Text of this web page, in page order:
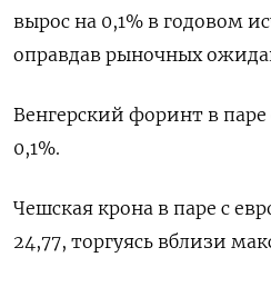
вырос на 0,1% в годовом
оправдав рыночных
Венгерский форинт в паре
0,1%.
Чешская крона в паре с
24,77, торгуясь вблизи